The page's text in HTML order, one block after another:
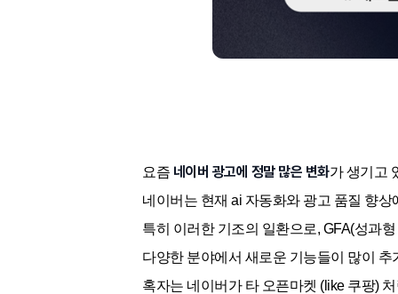
요즘 네이버 광고에 정말 많은 변화가 생기고
네이버는 현재 ai 자동화와 광고 품질 향상
특히 이러한 기조의 일환으로, GFA(성과
다양한 분야에서 새로운 기능들이 많이 추
혹자는 네이버가 타 오픈마켓 (like 쿠팡)